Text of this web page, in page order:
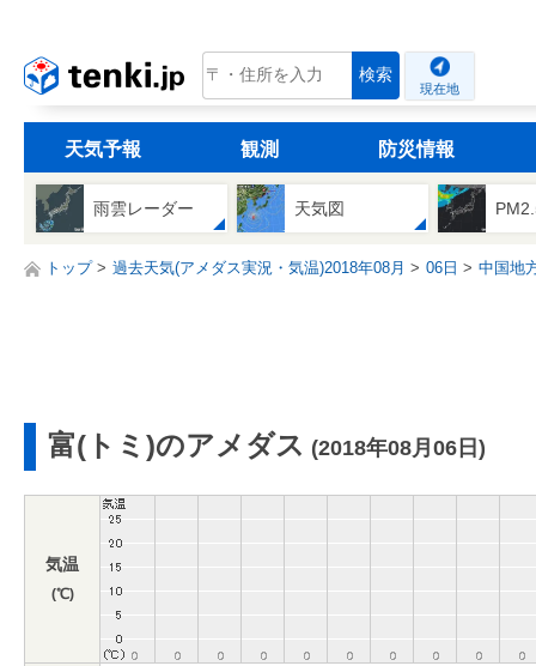
tenki.jp 検索
現在地
天気予報 観測 防災情報
雨雲レーダー 天気図
トップ 過去天気(アメダス実況・気温)2018年08月 06日 中国地
富(トミ)のアメダス (2018年08月06日)
気温
(℃)